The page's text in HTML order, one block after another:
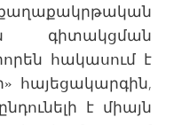
գիտակցման
հակասում է
հայեցակարգին,
է միայն